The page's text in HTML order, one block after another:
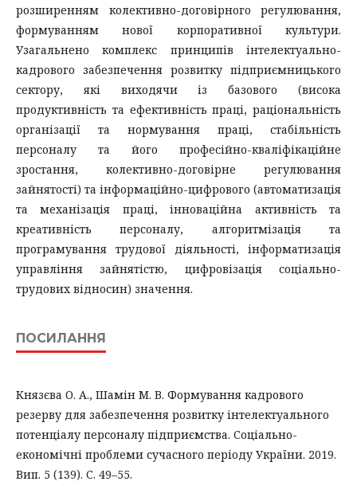
розширенням колективно-договірного регулювання,
формуванням нової корпоративної культури.
Узагальнено комплекс принципів інтелектуально-
кадрового забезпечення розвитку підприємницького
сектору, які виходячи із базового (висока
продуктивність та ефективність праці, раціональність
організації та нормування праці, стабільність
персоналу та його професійно-кваліфікаційне
зростання, колективно-договірне регулювання
зайнятості) та інформаційно-цифрового (автоматизація
та механізація праці, інноваційна активність та
креативність персоналу, алгоритмізація та
програмування трудової діяльності, інформатизація
управління зайнятістю, цифровізація соціально-
трудових відносин) значення.
ПОСИЛАННЯ
Князєва О. А., Шамін М. В. Формування кадрового
резерву для забезпечення розвитку інтелектуального
потенціалу персоналу підприємства. Соціально-
економічні проблеми сучасного періоду України. 2019.
Вип. 5 (139). С. 49–55.